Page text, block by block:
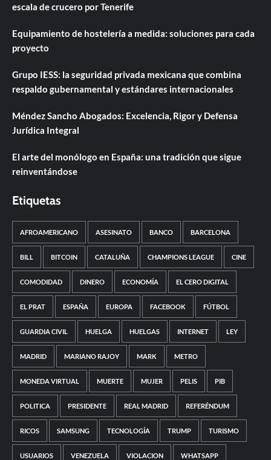
escala de crucero por Tenerife
Equipamiento de hostelería a medida: soluciones para cada
proyecto
Grupo IESS: la seguridad privada mexicana que combina
respaldo gubernamental y estándares internacionales
Méndez Sancho Abogados: Excelencia, Rigor y Defensa
Jurídica Integral
El arte del monólogo en España: una tradición que sigue
reinventándose
Etiquetas
AFROAMERICANO ASESINATO BANCO BARCELONA
BILL BITCOIN CATALUÑA CHAMPIONS LEAGUE CINE
COMODIDAD DINERO ECONOMÍA EL CERO DIGITAL
EL PRAT ESPAÑA EUROPA FACEBOOK FÚTBOL
GUARDIA CIVIL HUELGA HUELGAS INTERNET LEY
MADRID MARIANO RAJOY MARK METRO
MONEDA VIRTUAL MUERTE MUJER PELIS PIB
POLITICA PRESIDENTE REAL MADRID REFERÉNDUM
RICOS SAMSUNG TECNOLOGÍA TRUMP TURISMO
USUARIOS VENEZUELA VIOLACION WHATSAPP